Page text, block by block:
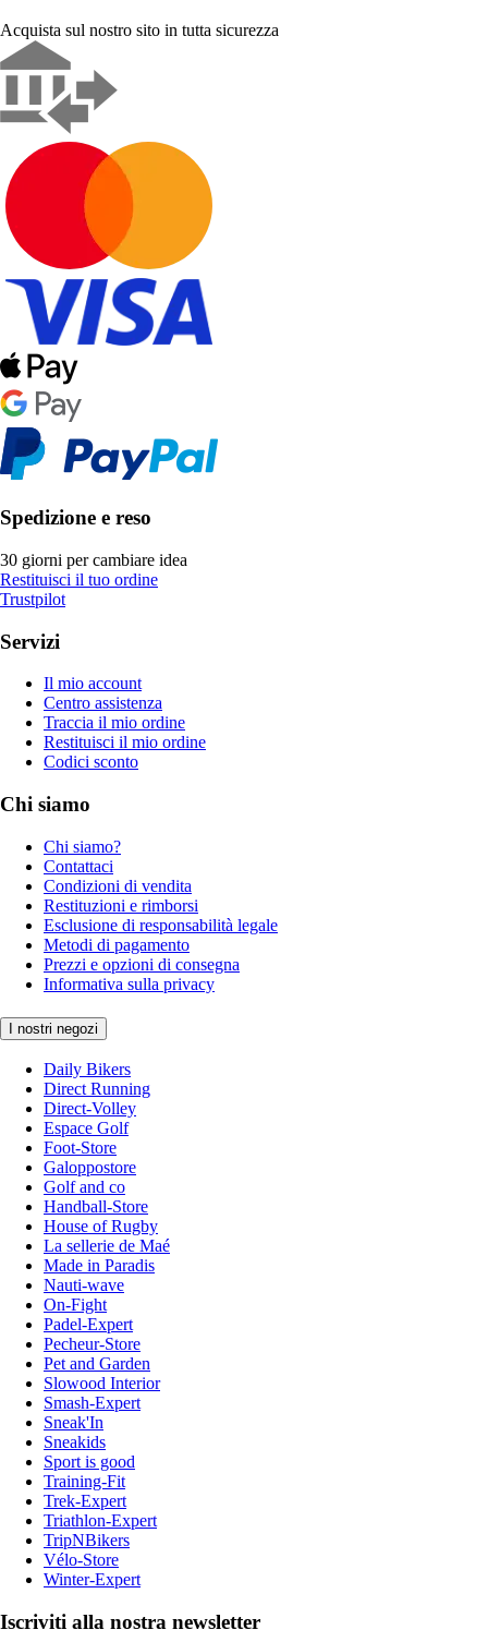
Acquista sul nostro sito in tutta sicurezza
Spedizione e reso
30 giorni per cambiare idea
Restituisci il tuo ordine
Trustpilot
Servizi
Il mio account
Centro assistenza
Traccia il mio ordine
Restituisci il mio ordine
Codici sconto
Chi siamo
Chi siamo?
Contattaci
Condizioni di vendita
Restituzioni e rimborsi
Esclusione di responsabilità legale
Metodi di pagamento
Prezzi e opzioni di consegna
Informativa sulla privacy
I nostri negozi
Daily Bikers
Direct Running
Direct-Volley
Espace Golf
Foot-Store
Galoppostore
Golf and co
Handball-Store
House of Rugby
La sellerie de Maé
Made in Paradis
Nauti-wave
On-Fight
Padel-Expert
Pecheur-Store
Pet and Garden
Slowood Interior
Smash-Expert
Sneak'In
Sneakids
Sport is good
Training-Fit
Trek-Expert
Triathlon-Expert
TripNBikers
Vélo-Store
Winter-Expert
Iscriviti alla nostra newsletter